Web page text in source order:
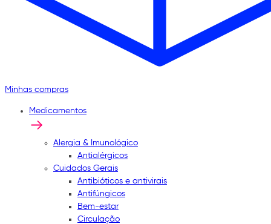
Minhas compras
Medicamentos
Alergia & Imunológico
Antialérgicos
Cuidados Gerais
Antibióticos e antivirais
Antifúngicos
Bem-estar
Circulação